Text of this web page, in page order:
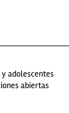
y adolescentes
abiertas